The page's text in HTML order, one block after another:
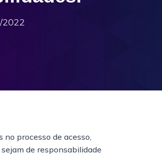
2022
processo de acesso,
de responsabilidade